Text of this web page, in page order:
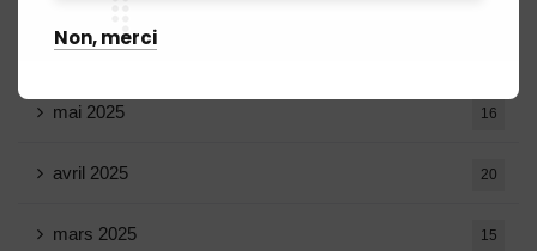
juin 2025
mai 2025 16
avril 2025 20
mars 2025 15
Non, merci